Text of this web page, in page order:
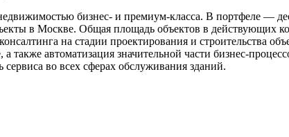
бизнес- и премиум-класса. В портфеле —
в Москве. Общая площадь объектов в действующих
на стадии проектирования и строительства
автоматизация значительной части бизнес-
во всех сферах обслуживания зданий.